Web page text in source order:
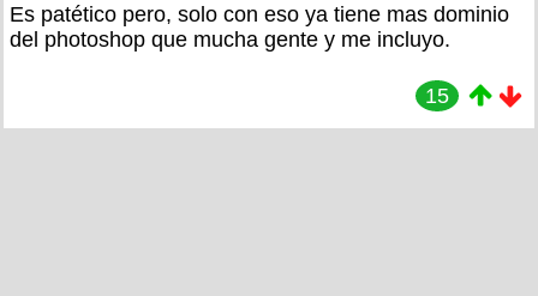
Es patético pero, solo con eso ya tiene mas dominio
del photoshop que mucha gente y me incluyo.
15